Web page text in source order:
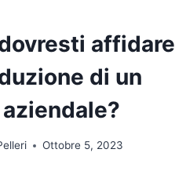
affidare
di un
Ottobre 5, 2023